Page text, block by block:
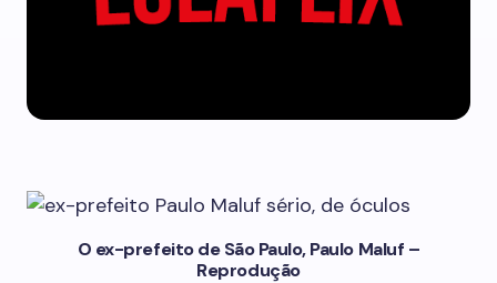
O ex-prefeito de São Paulo, Paulo Maluf –
Reprodução